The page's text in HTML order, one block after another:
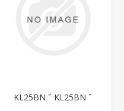
KL25BN ˇ KL25BN ˇ